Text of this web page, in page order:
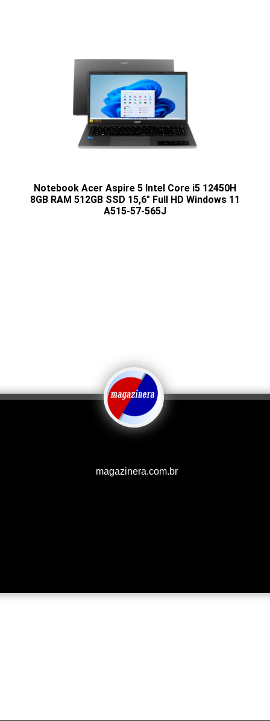
Notebook Acer Aspire 5 Intel Core i5 12450H
8GB RAM 512GB SSD 15,6" Full HD Windows 11
A515-57-565J
magazinera.com.br